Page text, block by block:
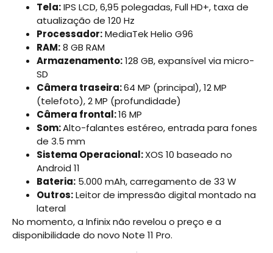
Tela:IPS LCD, 6,95 polegadas, Full HD+, taxa de
atualização de 120 Hz
Processador:MediaTek Helio G96
RAM:8 GB RAM
Armazenamento:128 GB, expansível via micro-
SD
Câmera traseira:64 MP (principal), 12 MP
(telefoto), 2 MP (profundidade)
Câmera frontal:16 MP
Som:Alto-falantes estéreo, entrada para fones
de 3.5 mm
Sistema Operacional:XOS 10 baseado no
Android 11
Bateria: 5.000 mAh, carregamento de 33 W
Outros:Leitor de impressão digital montado na
lateral
No momento, a Infinix não revelou o preço e a
disponibilidade do novo Note 11 Pro.